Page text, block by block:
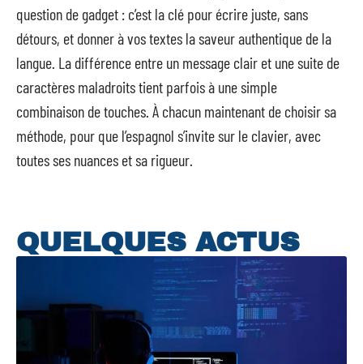
question de gadget : c’est la clé pour écrire juste, sans
détours, et donner à vos textes la saveur authentique de la
langue. La différence entre un message clair et une suite de
caractères maladroits tient parfois à une simple
combinaison de touches. À chacun maintenant de choisir sa
méthode, pour que l’espagnol s’invite sur le clavier, avec
toutes ses nuances et sa rigueur.
QUELQUES ACTUS